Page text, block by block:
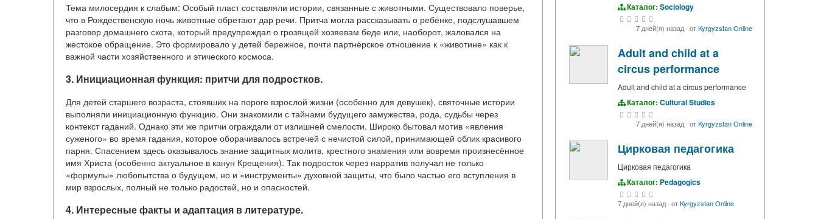
Тема милосердия к слабым: Особый пласт составляли истории, связанные с животными. Существовало поверье,
что в Рождественскую ночь животные обретают дар речи. Притча могла рассказывать о ребёнке, подслушавшем
разговор домашнего скота, который предупреждал о грозящей хозяевам беде или, наоборот, жаловался на
жестокое обращение. Это формировало у детей бережное, почти партнёрское отношение к «животине» как к
важной части хозяйственного и этического космоса.
3. Инициационная функция: притчи для подростков.
Для детей старшего возраста, стоявших на пороге взрослой жизни (особенно для девушек), святочные истории
выполняли инициационную функцию. Они знакомили с тайнами будущего замужества, рода, судьбы через
контекст гаданий. Однако эти же притчи ограждали от излишней смелости. Широко бытовал мотив «явления
суженого» во время гадания, которое оборачивалось встречей с нечистой силой, принимающей облик красивого
парня. Спасением здесь оказывалось знание защитных молитв, крестного знамения или вовремя произнесённое
имя Христа (особенно актуальное в канун Крещения). Так подросток через нарратив получал не только
«формулы» любопытства о будущем, но и «инструменты» духовной защиты, что было частью его вступления в
мир взрослых, полный не только радостей, но и опасностей.
4. Интересные факты и адаптация в литературе.
Каталог: Sociology
7 дней(я) назад · отKyrgyzstan Online
Adult and child at a
circus performance
Adult and child at a circus performance
Каталог: Cultural Studies
7 дней(я) назад · отKyrgyzstan Online
Цирковая педагогика
Цирковая педагогика
Каталог: Pedagogics
7 дней(я) назад · отKyrgyzstan Online